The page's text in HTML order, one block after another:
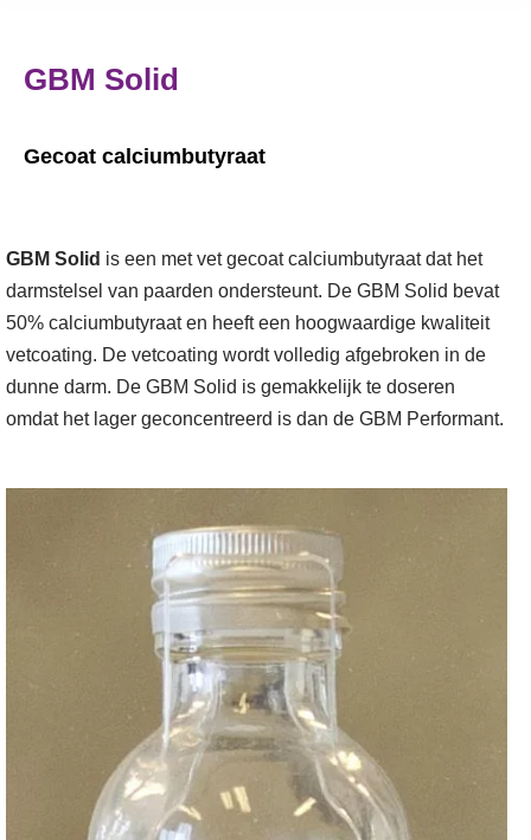
GBM Solid
Gecoat calciumbutyraat
GBM Solid is een met vet gecoat calciumbutyraat dat het
darmstelsel van paarden ondersteunt. De GBM Solid bevat
50% calciumbutyraat en heeft een hoogwaardige kwaliteit
vetcoating. De vetcoating wordt volledig afgebroken in de
dunne darm. De GBM Solid is gemakkelijk te doseren
omdat het lager geconcentreerd is dan de GBM Performant.